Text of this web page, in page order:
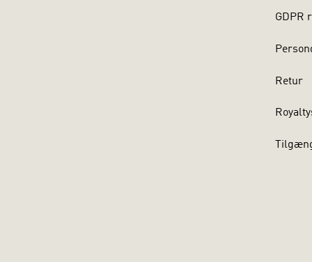
GDPR
Retur